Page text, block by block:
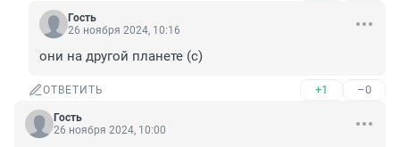
Гость
26 ноября 2024, 10:16
они на другой планете (с)
ОТВЕТИТЬ +1 –0
Гость
26 ноября 2024, 10:00